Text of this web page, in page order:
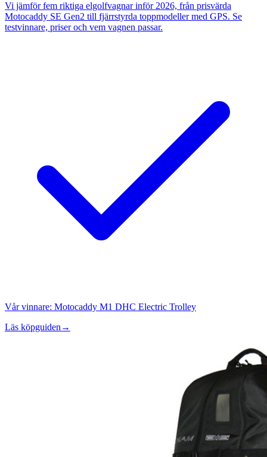
Vi jämför fem riktiga elgolfvagnar inför 2026, från prisvärda
Motocaddy SE Gen2 till fjärrstyrda toppmodeller med GPS. Se
testvinnare, priser och vem vagnen passar.
Vår vinnare: Motocaddy M1 DHC Electric Trolley
Läs köpguiden →